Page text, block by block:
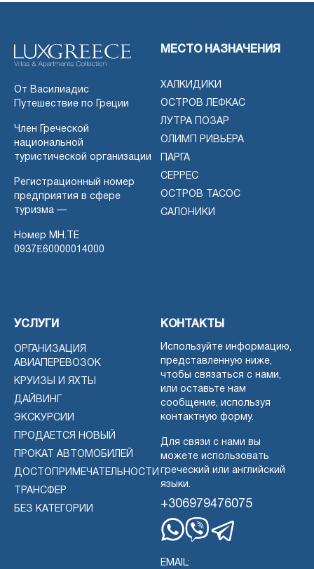
От Василиадис
Путешествие по Греции
Член Греческой
национальной
туристической организации
Регистрационный номер
предприятия в сфере
туризма —
Номер MH.TE
0937Ε60000014000
МЕСТО НАЗНАЧЕНИЯ
ХАЛКИДИКИ
ОСТРОВ ЛЕФКАС
ЛУТРА ПОЗАР
ОЛИМП РИВЬЕРА
ПАРГА
СЕРРЕС
ОСТРОВ ТАСОС
САЛОНИКИ
УСЛУГИ
ОРГАНИЗАЦИЯ
АВИАПЕРЕВОЗОК
КРУИЗЫ И ЯХТЫ
ДАЙВИНГ
ЭКСКУРСИИ
ПРОДАЕТСЯ НОВЫЙ
ПРОКАТ АВТОМОБИЛЕЙ
ДОСТОПРИМЕЧАТЕЛЬНОСТИ
ТРАНСФЕР
БЕЗ КАТЕГОРИИ
КОНТАКТЫ
Используйте информацию,
представленную ниже,
чтобы связаться с нами,
или оставьте нам
сообщение, используя
контактную форму.
Для связи с нами вы
можете использовать
греческий или английский
языки.
+306979476075
EMAIL: